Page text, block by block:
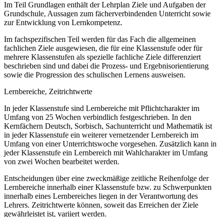
Im Teil Grundlagen enthält der Lehrplan Ziele und Aufgaben der
Grundschule, Aussagen zum fächerverbindenden Unterricht sowie
zur Entwicklung von Lernkompetenz.
Im fachspezifischen Teil werden für das Fach die allgemeinen
fachlichen Ziele ausgewiesen, die für eine Klassenstufe oder für
mehrere Klassenstufen als spezielle fachliche Ziele differenziert
beschrieben sind und dabei die Prozess- und Ergebnisorientierung
sowie die Progression des schulischen Lernens ausweisen.
Lernbereiche, Zeitrichtwerte
In jeder Klassenstufe sind Lernbereiche mit Pflichtcharakter im
Umfang von 25 Wochen verbindlich festgeschrieben. In den
Kernfächern Deutsch, Sorbisch, Sachunterricht und Mathematik ist
in jeder Klassenstufe ein weiterer vernetzender Lernbereich im
Umfang von einer Unterrichtswoche vorgesehen. Zusätzlich kann in
jeder Klassenstufe ein Lernbereich mit Wahlcharakter im Umfang
von zwei Wochen bearbeitet werden.
Entscheidungen über eine zweckmäßige zeitliche Reihenfolge der
Lernbereiche innerhalb einer Klassenstufe bzw. zu Schwerpunkten
innerhalb eines Lernbereiches liegen in der Verantwortung des
Lehrers. Zeitrichtwerte können, soweit das Erreichen der Ziele
gewährleistet ist, variiert werden.